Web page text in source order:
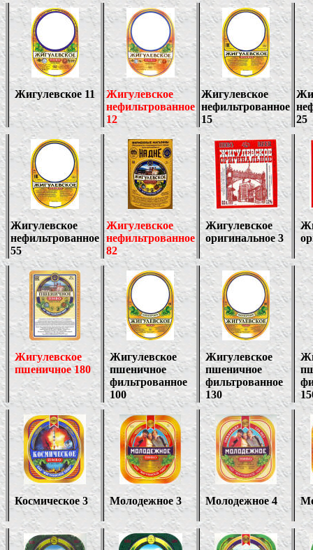
Жигулевское 11
Жигулевское
нефильтрованное
12
Жигулевское
нефильтрованное
15
25
Жигулевское
нефильтрованное
55
Жигулевское
нефильтрованное
82
Жигулевское
оригинальное 3
Жигулевское
пшеничное 180
Жигулевское
пшеничное
фильтрованное
100
Жигулевское
пшеничное
фильтрованное
130
Космическое 3 Молодежное 3 Молодежное 4